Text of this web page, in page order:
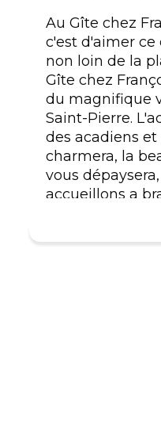
Au Gîte chez
c'est d'aimer ce
non loin de la
Gîte chez
du magnifique
Saint-Pierre.
des acadiens
charmera, la
vous
accueillons a
invite a profiter